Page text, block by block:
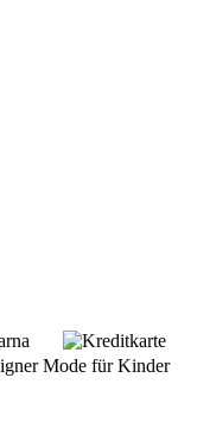
Mode für Kinder